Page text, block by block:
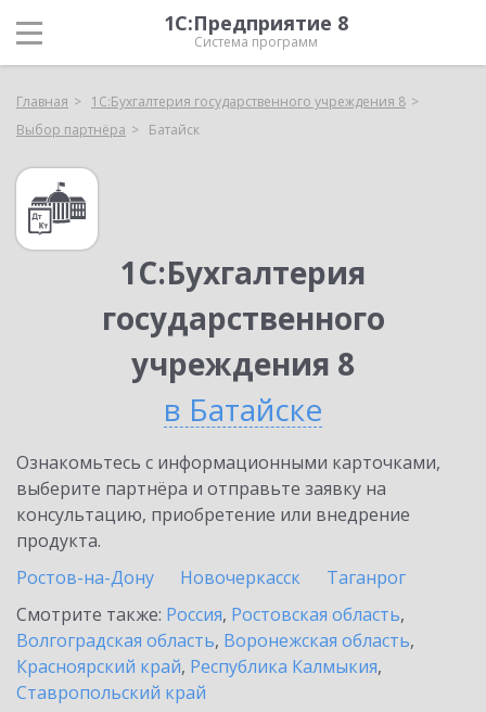
1С:Предприятие 8
Система программ
Главная
1С:Бухгалтерия государственного учреждения 8
Выбор партнёра
Батайск
1С:Бухгалтерия
государственного
учреждения 8
в Батайске
Ознакомьтесь с информационными карточками,
выберите партнёра и отправьте заявку на
консультацию, приобретение или внедрение
продукта.
Ростов-на-Дону
Новочеркасск
Таганрог
Смотрите также: Россия, Ростовская область,
Волгоградская область, Воронежская область,
Красноярский край, Республика Калмыкия,
Ставропольский край